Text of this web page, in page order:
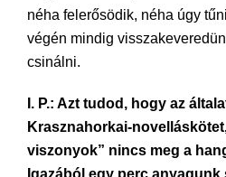
néha felerősödik, néha úgy
végén mindig
csinálni.
I. P.: Azt tudod, hogy az
Krasznahorkai-
viszonyok” nincs meg a
Igazából egy perc anyagunk